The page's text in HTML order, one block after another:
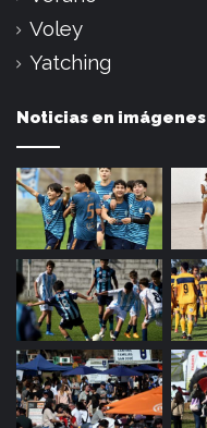
Voley
Yatching
Noticias en imágenes